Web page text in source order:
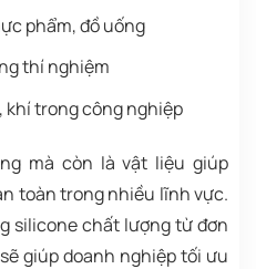
phẩm, đồ uống
thí nghiệm
khí trong công nghiệp
mà còn là vật liệu giúp
toàn trong nhiều lĩnh vực.
silicone chất lượng từ đơn
giúp doanh nghiệp tối ưu